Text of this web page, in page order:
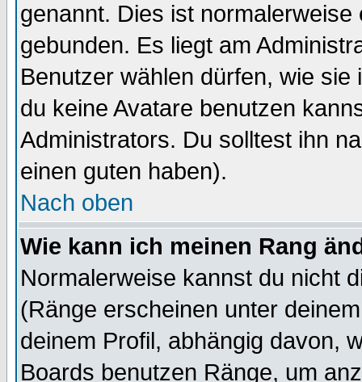
genannt. Dies ist
gebunden. Es liegt am
Benutzer wählen dürfen, wie
du keine Avatare benutzen
Administrators. Du solltest ihn
einen guten haben).
Nach oben
Wie kann ich meinen Rang
Normalerweise kannst du nicht
(Ränge erscheinen unter
deinem Profil, abhängig davon,
Boards benutzen Ränge, um